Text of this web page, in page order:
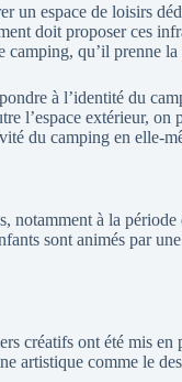
espace de loisirs
doit proposer ces
qu’il prenne
à l’identité du
l’espace extérieur,
du camping en elle-
notamment à la
sont animés par
créatifs ont été mis
artistique comme le